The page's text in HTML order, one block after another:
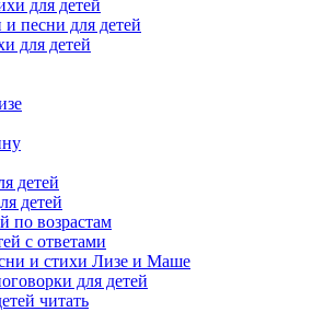
для детей
песни для детей
для детей
детей
детей
по возрастам
с ответами
и стихи Лизе и Маше
для детей
читать